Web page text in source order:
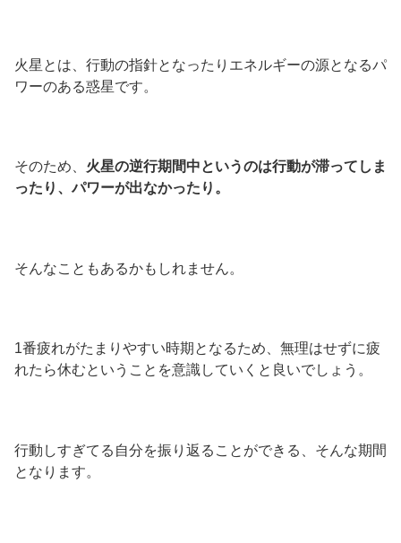
火星とは、行動の指針となったりエネルギーの源となるパ
ワーのある惑星です。
そのため、 火星の逆行期間中というのは行動が滞ってしま
ったり、パワーが出なかったり。
そんなこともあるかもしれません。
1番疲れがたまりやすい時期となるため、無理はせずに疲
れたら休むということを意識していくと良いでしょう。
行動しすぎてる自分を振り返ることができる、そんな期間
となります。